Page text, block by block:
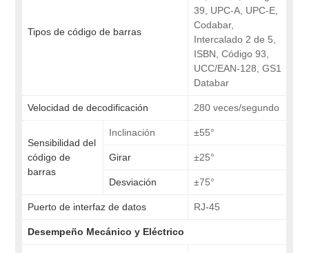
Tipos de código de barras
39, UPC-A, UPC-E,
Codabar,
Intercalado 2 de 5,
ISBN, Código 93,
UCC/EAN-128, GS1
Databar
Velocidad de decodificación 280 veces/segundo
Sensibilidad del
código de
barras
Inclinación ±55°
Girar ±25°
Desviación ±75°
Puerto de interfaz de datos RJ-45
Desempeño Mecánico y Eléctrico